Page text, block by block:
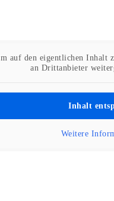
auf den eigentlichen Inhalt
an Drittanbieter
Inhalt
Weitere